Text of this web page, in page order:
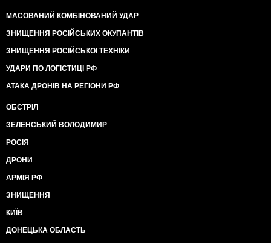
МАСОВАНИЙ КОМБІНОВАНИЙ УДАР
ЗНИЩЕННЯ РОСІЙСЬКИХ ОКУПАНТІВ
ЗНИЩЕННЯ РОСІЙСЬКОЇ ТЕХНІКИ
УДАРИ ПО ЛОГІСТИЦІ РФ
АТАКА ДРОНІВ НА РЕГІОНИ РФ
ОБСТРІЛ
ЗЕЛЕНСЬКИЙ ВОЛОДИМИР
РОСІЯ
ДРОНИ
АРМІЯ РФ
ЗНИЩЕННЯ
КИЇВ
ДОНЕЦЬКА ОБЛАСТЬ